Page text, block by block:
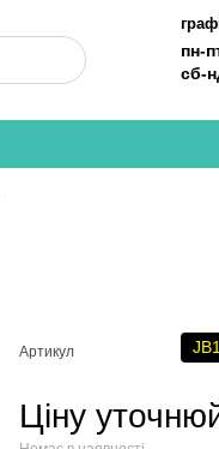
пн-
сб-
Артикул
Ціну